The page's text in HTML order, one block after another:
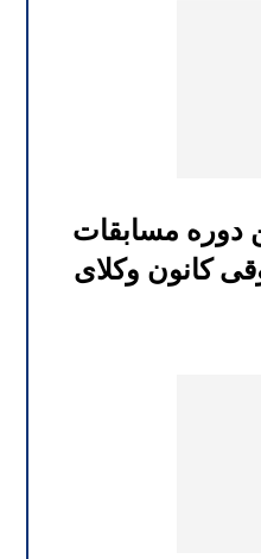
دوره مسابقات
کانون وکلای